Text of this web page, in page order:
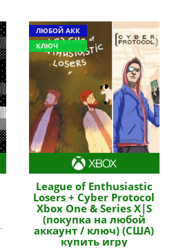
ЛЮБОЙ АКК
КЛЮЧ
League of Enthusiastic
Losers + Cyber Protocol
Xbox One & Series X|S
(покупка на любой
аккаунт / ключ) (США)
купить игру